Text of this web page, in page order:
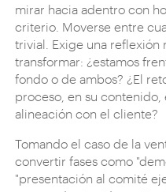
mirar hacia adentro con
criterio. Moverse entre
trivial. Exige una
transformar: ¿estamos
fondo o de ambos? ¿El
proceso, en su contenido,
alineación con el cliente?
Tomando el caso de la
convertir fases como
"presentación al comité